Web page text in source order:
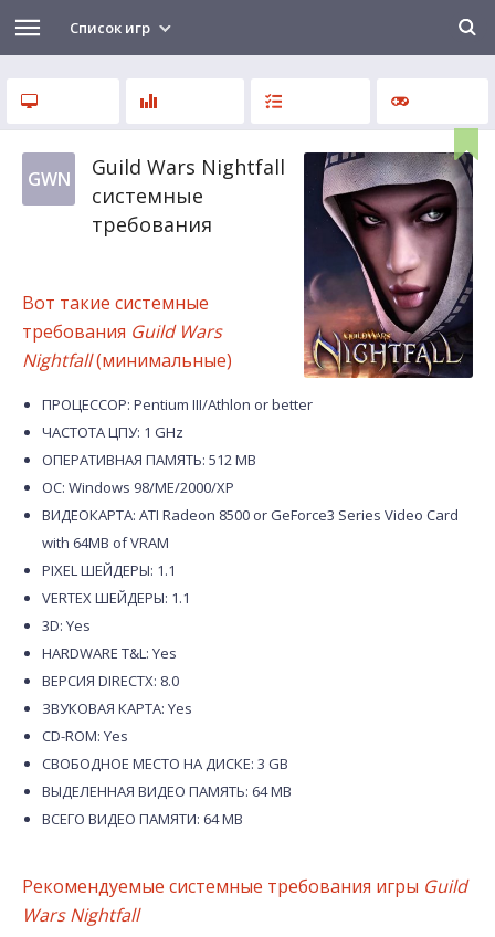
Список игр
GWN
Guild Wars Nightfall
системные
требования
Вот такие системные
требования Guild Wars
Nightfall(минимальные)
ПРОЦЕССОР: Pentium III/Athlon or better
ЧАСТОТА ЦПУ: 1 GHz
ОПЕРАТИВНАЯ ПАМЯТЬ: 512 MB
ОС: Windows 98/ME/2000/XP
ВИДЕОКАРТА: ATI Radeon 8500 or GeForce3 Series Video Card
with 64MB of VRAM
PIXEL ШЕЙДЕРЫ: 1.1
VERTEX ШЕЙДЕРЫ: 1.1
3D: Yes
HARDWARE T&L: Yes
ВЕРСИЯ DIRECTX: 8.0
ЗВУКОВАЯ КАРТА: Yes
CD-ROM: Yes
СВОБОДНОЕ МЕСТО НА ДИСКЕ: 3 GB
ВЫДЕЛЕННАЯ ВИДЕО ПАМЯТЬ: 64 MB
ВСЕГО ВИДЕО ПАМЯТИ: 64 MB
Рекомендуемые системные требования игры Guild
Wars Nightfall